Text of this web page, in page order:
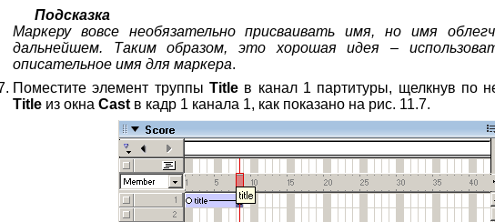
Подсказка
Маркеру вовсе необязательно присваивать имя, но имя
дальнейшем. Таким образом, это хорошая идея –
описательное имя для маркера.
Поместите элемент труппы Title в канал 1 партитуры, щелкнув по
Title из окна Cast в кадр 1 канала 1, как показано на рис. 11.7.